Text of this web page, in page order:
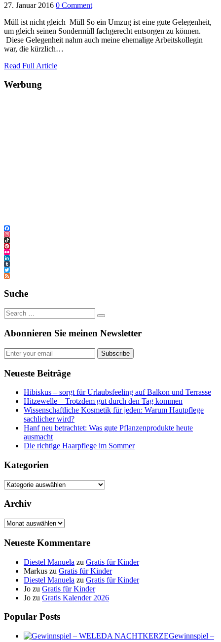
27. Januar 2016 0 Comment
Müll ist nicht gleich Müll So ein Umzug ist eine gute Gelegenheit,
um gleich seinen Sondermüll fachgerecht entsorgen zu können.
Diese Gelegenheit nahm auch meine ehemalige Arbeitskollegin
war, die kürzlich…
Read Full Article
Werbung
Facebook
Instagram
TikTok
Pinterest
Flickr
LinkedIn
Tumblr
Twitter
Feed
Suche
Abonnieren Sie meinen Newsletter
Subscribe
Neueste Beiträge
Hibiskus – sorgt für Urlaubsfeeling auf Balkon und Terrasse
Hitzewelle – Trotzdem gut durch den Tag kommen
Wissenschaftliche Kosmetik für jeden: Warum Hautpflege
sachlicher wird?
Hanf neu betrachtet: Was gute Pflanzenprodukte heute
ausmacht
Die richtige Haarpflege im Sommer
Kategorien
Kategorien
Archiv
Archiv
Neueste Kommentare
Diestel Manuela zu Gratis für Kinder
Markus zu Gratis für Kinder
Diestel Manuela zu Gratis für Kinder
Jo zu Gratis für Kinder
Jo zu Gratis Kalender 2026
Popular Posts
Gewinnspiel –